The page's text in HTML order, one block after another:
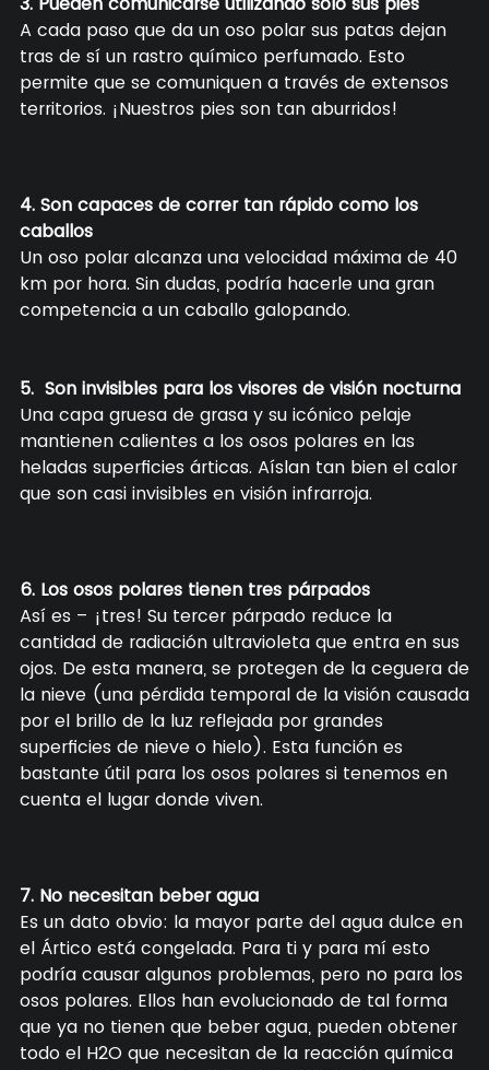
A cada paso que da un oso polar sus patas dejan
tras de sí un rastro químico perfumado. Esto
permite que se comuniquen a través de extensos
territorios. ¡Nuestros pies son tan aburridos!
4. Son capaces de correr tan rápido como los
caballos
Un oso polar alcanza una velocidad máxima de 40
km por hora. Sin dudas, podría hacerle una gran
competencia a un caballo galopando.
5. Son invisibles para los visores de visión nocturna
Una capa gruesa de grasa y su icónico pelaje
mantienen calientes a los osos polares en las
heladas superficies árticas. Aíslan tan bien el calor
que son casi invisibles en visión infrarroja.
6. Los osos polares tienen tres párpados
Así es – ¡tres! Su tercer párpado reduce la
cantidad de radiación ultravioleta que entra en sus
ojos. De esta manera, se protegen de la ceguera de
la nieve (una pérdida temporal de la visión causada
por el brillo de la luz reflejada por grandes
superficies de nieve o hielo). Esta función es
bastante útil para los osos polares si tenemos en
cuenta el lugar donde viven.
7. No necesitan beber agua
Es un dato obvio: la mayor parte del agua dulce en
el Ártico está congelada. Para ti y para mí esto
podría causar algunos problemas, pero no para los
osos polares. Ellos han evolucionado de tal forma
que ya no tienen que beber agua, pueden obtener
todo el H2O que necesitan de la reacción química